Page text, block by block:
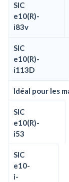
SIC
e10(R)-
i83v
SIC
e10(R)-
i113D
Idéal pour les
SIC
e10(R)-
i53
SIC
e10-
i-